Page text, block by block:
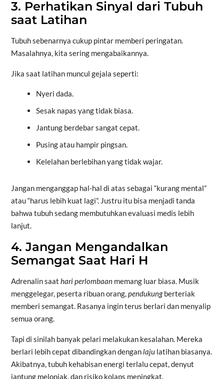
3. Perhatikan Sinyal dari Tubuh
saat Latihan
Tubuh sebenarnya cukup pintar memberi peringatan.
Masalahnya, kita sering mengabaikannya.
Jika saat latihan muncul gejala seperti:
Nyeri dada.
Sesak napas yang tidak biasa.
Jantung berdebar sangat cepat.
Pusing atau hampir pingsan.
Kelelahan berlebihan yang tidak wajar.
Jangan menganggap hal-hal di atas sebagai “kurang mental”
atau “harus lebih kuat lagi”. Justru itu bisa menjadi tanda
bahwa tubuh sedang membutuhkan evaluasi medis lebih
lanjut.
4. Jangan Mengandalkan
Semangat Saat Hari H
Adrenalin saat hari perlombaanmemang luar biasa. Musik
menggelegar, peserta ribuan orang, pendukungberteriak
memberi semangat. Rasanya ingin terus berlari dan menyalip
semua orang.
Tapi di sinilah banyak pelari melakukan kesalahan. Mereka
berlari lebih cepat dibandingkan dengan lajulatihan biasanya.
Akibatnya, tubuh kehabisan energi terlalu cepat, denyut
jantung melonjak, dan risiko kolaps meningkat.